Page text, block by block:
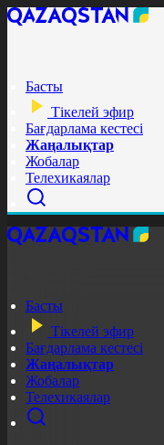
Басты
Тікелей эфир
Бағдарлама кестесі
Жаңалықтар
Жобалар
Телехикаялар
Басты
Тікелей эфир
Бағдарлама кестесі
Жаңалықтар
Жобалар
Телехикаялар